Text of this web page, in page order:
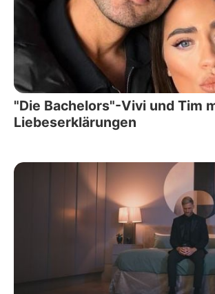
"Die Bachelors"-Vivi und Tim
Liebeserklärungen